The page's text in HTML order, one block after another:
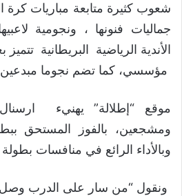
شعوب كثيرة متابعة مباريات كرة
جماليات فنونها ، ونجومية
الأندية الرياضية البريطانية
مؤسسي، كما تضم نجوما
موقع “إطلالة” يهنيء
ومشجعين، بالفوز المستحق
وبالأداء الرائع في منافسات
ونقول “من سار على الدرب